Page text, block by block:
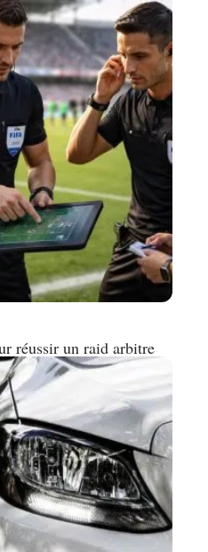
réussir un raid arbitre